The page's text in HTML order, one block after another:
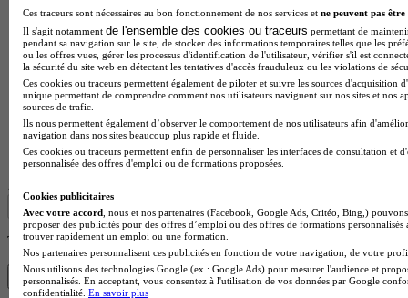
Lycée GT
Voir l’établissement
Afficher plus de résultats
Trouve ton CS en 1 min avec Diplomeo !
Trouver mon école
Ces traceurs sont nécessaires au bon fonctionnement de nos services et ne peuvent pas être
Il s'agit notamment de l'ensemble des cookies ou traceurs permettant de
pendant sa navigation sur le site, de stocker des informations temporaires telles que les
ou les offres vues, gérer les processus d'identification de l'utilisateur, vérifier s'il est
la sécurité du site web en détectant les tentatives d'accès frauduleux ou les violations de
Ces cookies ou traceurs permettent également de piloter et suivre les sources d'acquisition
unique permettant de comprendre comment nos utilisateurs naviguent sur nos sites et nos
sources de trafic.
Ils nous permettent également d’observer le comportement de nos utilisateurs afin
navigation dans nos sites beaucoup plus rapide et fluide.
Ces cookies ou traceurs permettent enfin de personnaliser les interfaces de consultation et
personnalisée des offres d'emploi ou de formations proposées.
Cookies publicitaires
Avec votre accord , nous et nos partenaires (Facebook, Google Ads, Critéo, Bing,)
proposer des publicités pour des offres d’emploi ou des offres de formations
trouver rapidement un emploi ou une formation.
Nos partenaires personnalisent ces publicités en fonction de votre navigation, de votre
Nous utilisons des technologies Google (ex : Google Ads) pour mesurer l'audience et
personnalisés. En acceptant, vous consentez à l'utilisation de vos données par Google
confidentialité. En savoir plus